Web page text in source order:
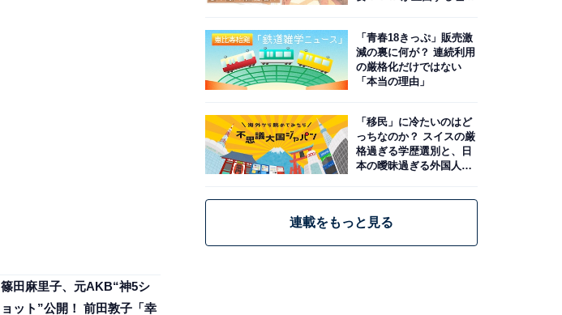
篠田麻里子、元AKB“神5シ
ョット”公開！ 前田敦子「幸
「青春18きっぷ」販売激
減の裏に何が？ 連続利用
の厳格化だけではない
「本当の理由」
「移民」に冷たいのはど
っちなのか？ スイスの厳
格過ぎる学歴選別と、日
本の曖昧過ぎる外国人政
連載をもっと見る